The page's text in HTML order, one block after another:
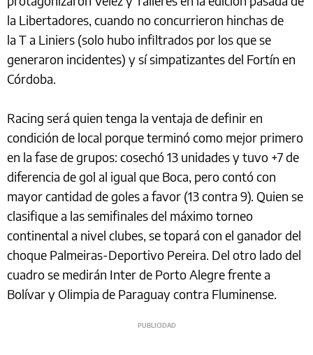
la Libertadores, cuando no concurrieron hinchas de
la T a Liniers (solo hubo infiltrados por los que se
generaron incidentes) y sí simpatizantes del Fortín en
Córdoba.
Racing será quien tenga la ventaja de definir en
condición de local porque terminó como mejor primero
en la fase de grupos: cosechó 13 unidades y tuvo +7 de
diferencia de gol al igual que Boca, pero contó con
mayor cantidad de goles a favor (13 contra 9). Quien se
clasifique a las semifinales del máximo torneo
continental a nivel clubes, se topará con el ganador del
choque Palmeiras-Deportivo Pereira. Del otro lado del
cuadro se medirán Inter de Porto Alegre frente a
Bolívar y Olimpia de Paraguay contra Fluminense.